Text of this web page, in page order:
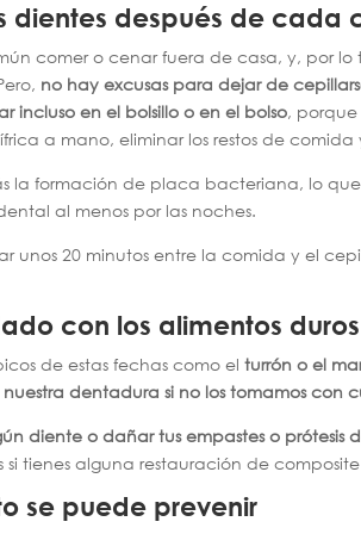
dientes después de cada
comer o cenar fuera de casa, y, por
no hay excusas para dejar de
incluso en el bolsillo o en el bolso,
a mano, eliminar los restos de
la formación de placa bacteriana, lo
al menos por las noches.
unos 20 minutos entre la comida y el
con los alimentos duros
de estas fechas como elturrón o el
dentadura si no los tomamos con
diente o dañar tus empastes o prótesis
si tienes alguna restauración de
se puede prevenir